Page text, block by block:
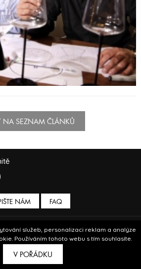
služeb, personalizaci reklam a analýze
Používáním tohoto webu s tím souhlasíte.
V POŘÁDKU
NA SEZNAM ČLÁNKŮ
NÁM FAQ
Breezy